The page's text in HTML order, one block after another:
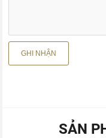
SẢN